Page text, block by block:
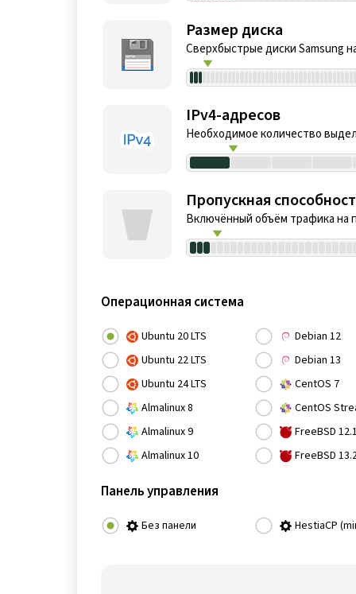
Размер диска
Сверхбыстрые диски Samsung
IPv4-адресов
Необходимое количество
Пропускная
Включённый объём трафика на
Операционная система
Ubuntu 20 LTS
Ubuntu 22 LTS
Ubuntu 24 LTS
Almalinux 8
Almalinux 9
Almalinux 10
Debian 12
Debian 13
CentOS 7
CentOS
FreeBSD
FreeBSD
Панель управления
Без панели HestiaCP